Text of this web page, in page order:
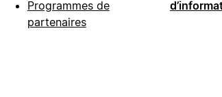
Programmes de
partenaires